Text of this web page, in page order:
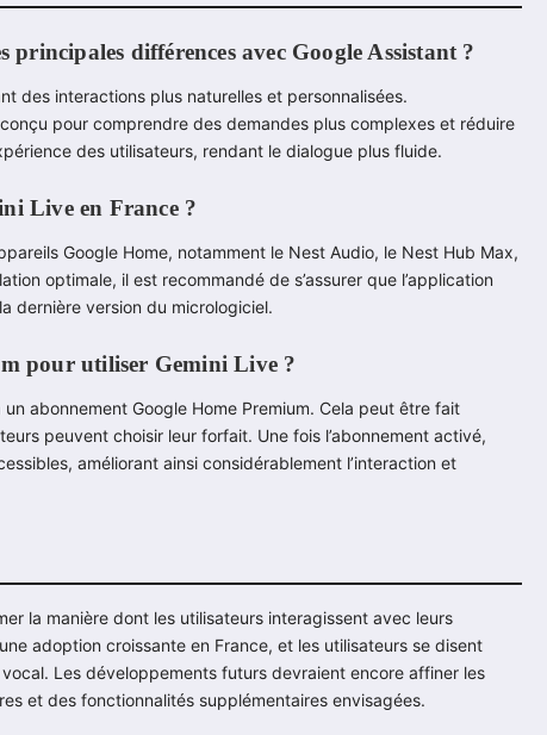
principales différences avec Google Assistant ?
des interactions plus naturelles et personnalisées.
pour comprendre des demandes plus complexes et réduire
des utilisateurs, rendant le dialogue plus fluide.
Live en France ?
Google Home, notamment le Nest Audio, le Nest Hub Max,
optimale, il est recommandé de s’assurer que l’application
dernière version du micrologiciel.
pour utiliser Gemini Live ?
abonnement Google Home Premium. Cela peut être fait
peuvent choisir leur forfait. Une fois l’abonnement activé,
améliorant ainsi considérablement l’interaction et
la manière dont les utilisateurs interagissent avec leurs
adoption croissante en France, et les utilisateurs se disent
Les développements futurs devraient encore affiner les
et des fonctionnalités supplémentaires envisagées.